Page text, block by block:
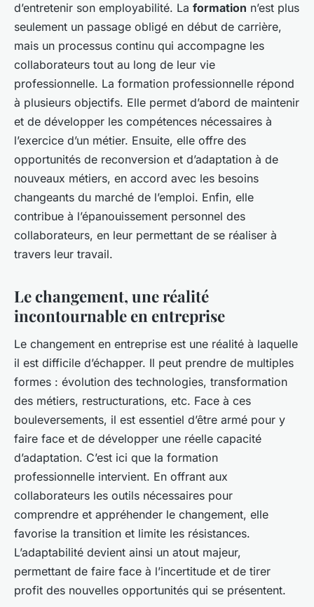
d’entretenir son employabilité. La formation n’est plus
seulement un passage obligé en début de carrière,
mais un processus continu qui accompagne les
collaborateurs tout au long de leur vie
professionnelle. La formation professionnelle répond
à plusieurs objectifs. Elle permet d’abord de maintenir
et de développer les compétences nécessaires à
l’exercice d’un métier. Ensuite, elle offre des
opportunités de reconversion et d’adaptation à de
nouveaux métiers, en accord avec les besoins
changeants du marché de l’emploi. Enfin, elle
contribue à l’épanouissement personnel des
collaborateurs, en leur permettant de se réaliser à
travers leur travail.
Le changement, une réalité
incontournable en entreprise
Le changement en entreprise est une réalité à laquelle
il est difficile d’échapper. Il peut prendre de multiples
formes : évolution des technologies, transformation
des métiers, restructurations, etc. Face à ces
bouleversements, il est essentiel d’être armé pour y
faire face et de développer une réelle capacité
d’adaptation. C’est ici que la formation
professionnelle intervient. En offrant aux
collaborateurs les outils nécessaires pour
comprendre et appréhender le changement, elle
favorise la transition et limite les résistances.
L’adaptabilité devient ainsi un atout majeur,
permettant de faire face à l’incertitude et de tirer
profit des nouvelles opportunités qui se présentent.